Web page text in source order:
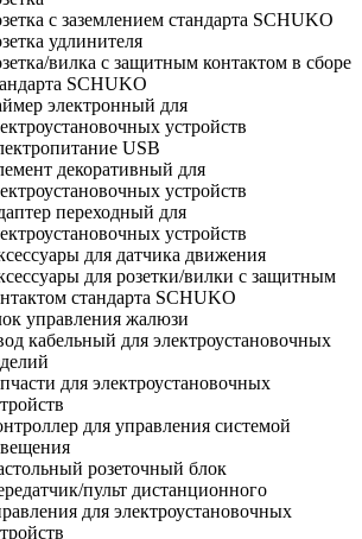
с заземлением стандарта SCHUKO
удлинителя
вилка с защитным контактом в сборе
SCHUKO
электронный для
устройств
USB
декоративный для
устройств
переходный для
устройств
для датчика движения
для розетки/вилки с защитным
стандарта SCHUKO
управления жалюзи
кабельный для электроустановочных
для электроустановочных
для управления системой
розеточный блок
пульт дистанционного
для электроустановочных